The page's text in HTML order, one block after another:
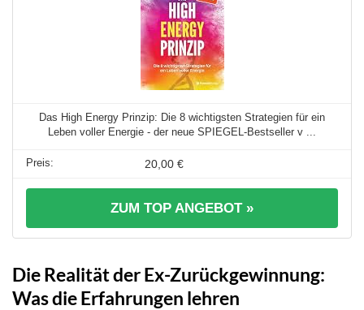
Das High Energy Prinzip: Die 8 wichtigsten Strategien für ein
Leben voller Energie - der neue SPIEGEL-Bestseller v ...
20,00 €
ZUM TOP ANGEBOT »
Die Realität der Ex-Zurückgewinnung:
Was die Erfahrungen lehren